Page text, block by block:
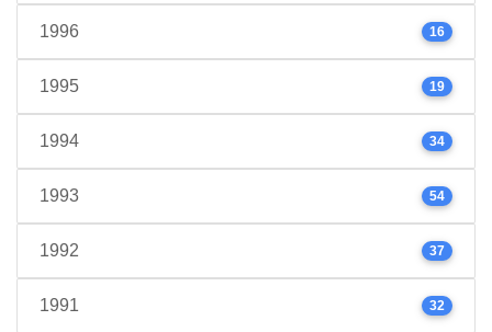
1996 16
1995 19
1994 34
1993 54
1992 37
1991 32